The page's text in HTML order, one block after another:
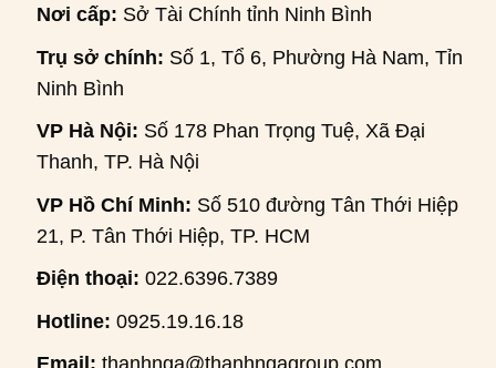
Nơi cấp: Sở Tài Chính tỉnh Ninh Bình
Trụ sở chính: Số 1, Tổ 6, Phường Hà Nam, Tỉnh
Ninh Bình
VP Hà Nội: Số 178 Phan Trọng Tuệ, Xã Đại
Thanh, TP. Hà Nội
VP Hồ Chí Minh: Số 510 đường Tân Thới Hiệp
21, P. Tân Thới Hiệp, TP. HCM
Điện thoại: 022.6396.7389
Hotline: 0925.19.16.18